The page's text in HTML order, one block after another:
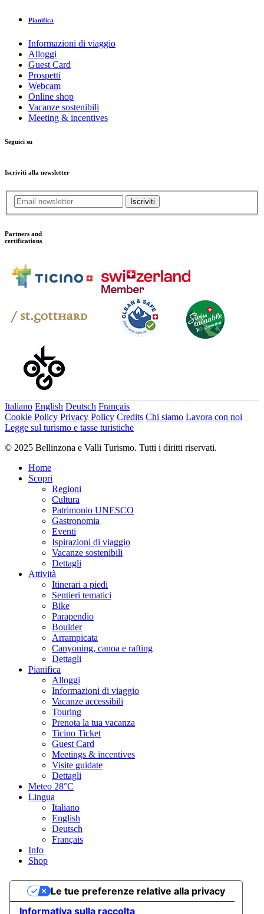
Pianifica
Informazioni di viaggio
Alloggi
Guest Card
Prospetti
Webcam
Online shop
Vacanze sostenibili
Meeting & incentives
Seguici su
Iscriviti alla newsletter
Iscriviti
Partners and
certifications
Italiano English Deutsch Français
Cookie Policy Privacy Policy Credits Chi siamo Lavora con noi
Legge sul turismo e tasse turistiche
© 2025 Bellinzona e Valli Turismo. Tutti i diritti riservati.
Home
Scopri
Regioni
Cultura
Patrimonio UNESCO
Gastronomia
Eventi
Ispirazioni di viaggio
Vacanze sostenibili
Dettagli
Attività
Itinerari a piedi
Sentieri tematici
Bike
Parapendio
Boulder
Arrampicata
Canyoning, canoa e rafting
Dettagli
Pianifica
Alloggi
Informazioni di viaggio
Vacanze accessibili
Touring
Prenota la tua vacanza
Ticino Ticket
Guest Card
Meetings & incentives
Visite guidate
Dettagli
Meteo 28°C
Lingua
Italiano
English
Deutsch
Français
Info
Shop
Informativa sulla raccolta
Le tue preferenze relative alla privacy